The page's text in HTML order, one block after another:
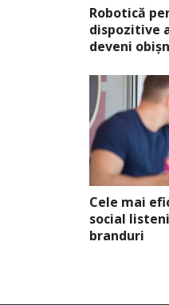
Robotică
dispozitive
deveni
Cele mai
social
branduri